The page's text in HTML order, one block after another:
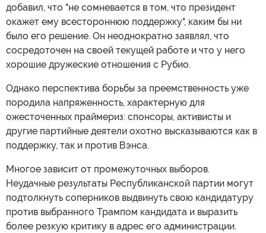
добавил, что "не сомневается в том, что президент
окажет ему всестороннюю поддержку", каким бы ни
было его решение. Он неоднократно заявлял, что
сосредоточен на своей текущей работе и что у него
хорошие дружеские отношения с Рубио.
Однако перспектива борьбы за преемственность уже
породила напряженность, характерную для
ожесточенных праймериз: спонсоры, активисты и
другие партийные деятели охотно высказываются как в
поддержку, так и против Вэнса.
Многое зависит от промежуточных выборов.
Неудачные результаты Республиканской партии могут
подтолкнуть соперников выдвинуть свою кандидатуру
против выбранного Трампом кандидата и выразить
более резкую критику в адрес его администрации.